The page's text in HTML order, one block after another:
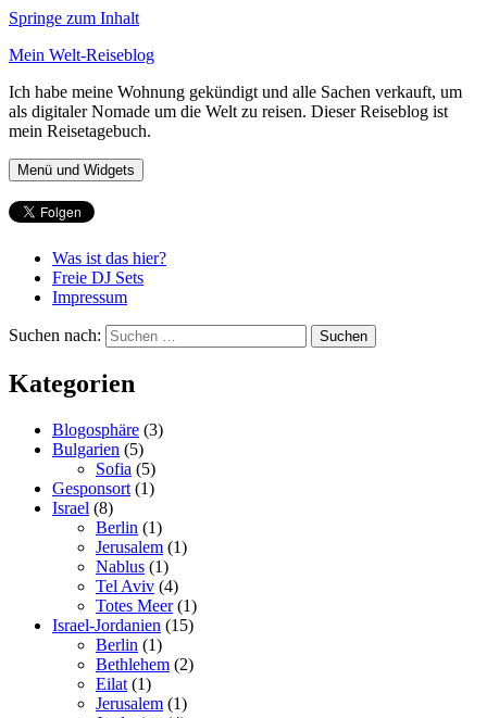
Springe zum Inhalt
Mein Welt-Reiseblog
Ich habe meine Wohnung gekündigt und alle Sachen verkauft, um
als digitaler Nomade um die Welt zu reisen. Dieser Reiseblog ist
mein Reisetagebuch.
Menü und Widgets
Was ist das hier?
Freie DJ Sets
Impressum
Suchen nach:
Kategorien
Blogosphäre (3)
Bulgarien (5)
Sofia (5)
Gesponsort (1)
Israel (8)
Berlin (1)
Jerusalem (1)
Nablus (1)
Tel Aviv (4)
Totes Meer(1)
Israel-Jordanien (15)
Berlin (1)
Bethlehem (2)
Eilat (1)
Jerusalem (1)